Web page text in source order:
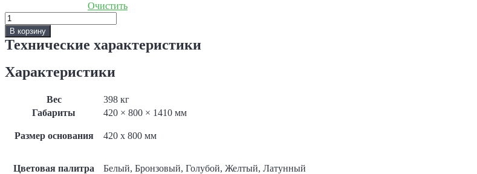
Очистить
Количество
Античная
скульптура
«Девушка
вазе
В корзину
Технические характеристики
Характеристики
Вес
398 кг
Габариты
420 × 800 × 1410 мм
Размер основания 420 x 800 мм
Цветовая палитра Белый, Бронзовый, Голубой, Желтый, Латунный